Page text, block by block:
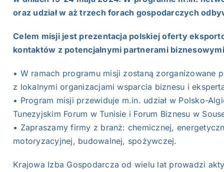
oraz udział w aż trzech forach gospodarczych
Celem misji jest prezentacja polskiej oferty
kontaktów z potencjalnymi partnerami
• W ramach programu misji zostaną
z lokalnymi organizacjami wsparcia biznesu i
• Program misji przewiduje m.in. udział w Polsko-
Tunezyjskim Forum w Tunisie i Forum Biznesu w
• Zapraszamy firmy z branż: chemicznej,
motoryzacyjnej, budowalnej, spożywczej.
Krajowa Izba Gospodarcza od wielu lat prowadzi